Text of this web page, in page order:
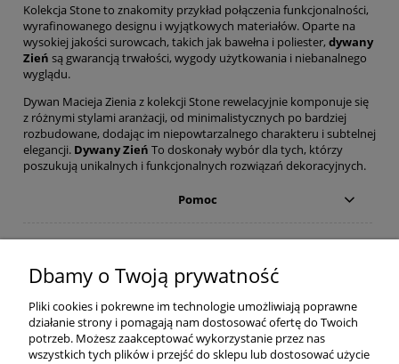
Kolekcja Stone to znakomity przykład połączenia funkcjonalności,
wyrafinowanego designu i wyjątkowych materiałów. Oparte na
wysokiej jakości surowcach, takich jak bawełna i poliester, dywany
Zień są gwarancją trwałości, wygody użytkowania i niebanalnego
wyglądu.
Dywan Macieja Zienia z kolekcji Stone rewelacyjnie komponuje się
z różnymi stylami aranżacji, od minimalistycznych po bardziej
rozbudowane, dodając im niepowtarzalnego charakteru i subtelnej
elegancji. Dywany Zień To doskonały wybór dla tych, którzy
poszukują unikalnych i funkcjonalnych rozwiązań dekoracyjnych.
Pomoc
Moje konto
Płatności i dostawa
Informacje
Dbamy o Twoją prywatność
Pliki cookies i pokrewne im technologie umożliwiają poprawne
działanie strony i pomagają nam dostosować ofertę do Twoich
potrzeb. Możesz zaakceptować wykorzystanie przez nas
wszystkich tych plików i przejść do sklepu lub dostosować użycie